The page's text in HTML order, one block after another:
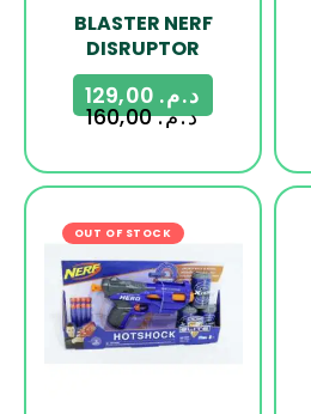
BLASTER NERF
DISRUPTOR
د.م.160,00
د.م.
OUT OF STOCK -17%